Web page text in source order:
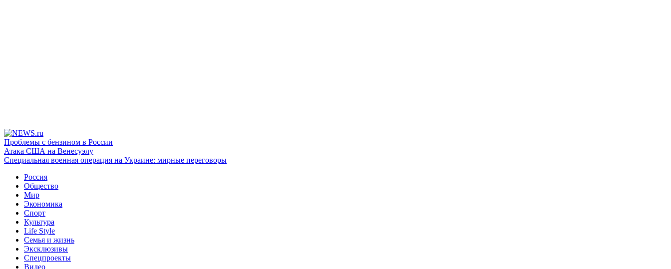
Проблемы с бензином в России
Атака США на Венесуэлу
Специальная военная операция на Украине: мирные переговоры
Россия
Общество
Мир
Экономика
Спорт
Культура
Life Style
Семья и жизнь
Эксклюзивы
Спецпроекты
Видео